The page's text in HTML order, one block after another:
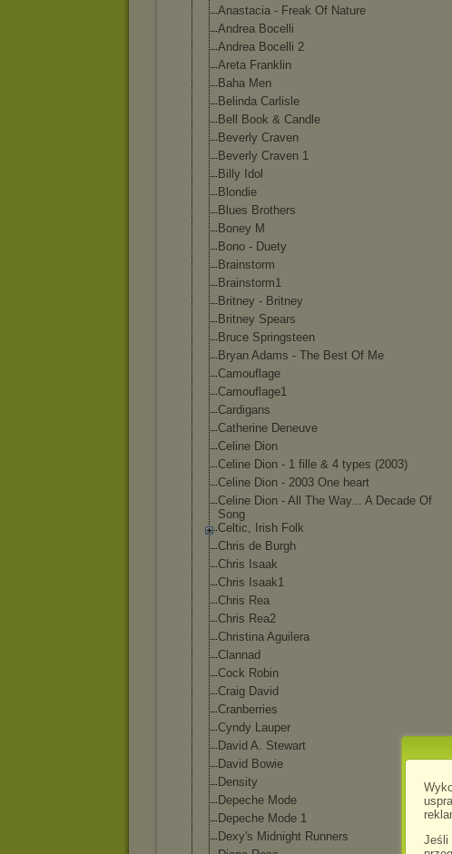
Anastacia - Freak Of Nature
Andrea Bocelli
Andrea Bocelli 2
Areta Franklin
Baha Men
Belinda Carlisle
Bell Book & Candle
Beverly Craven
Beverly Craven 1
Billy Idol
Blondie
Blues Brothers
Boney M
Bono - Duety
Brainstorm
Brainstorm1
Britney - Britney
Britney Spears
Bruce Springsteen
Bryan Adams - The Best Of Me
Camouflage
Camouflage1
Cardigans
Catherine Deneuve
Celine Dion
Celine Dion - 1 fille & 4 types (2003)
Celine Dion - 2003 One heart
Celine Dion - All The Way... A Decade Of
Song
Celtic, Irish Folk
Chris de Burgh
Chris Isaak
Chris Isaak1
Chris Rea
Chris Rea2
Christina Aguilera
Clannad
Cock Robin
Craig David
Cranberries
Cyndy Lauper
David A. Stewart
David Bowie
Density
Depeche Mode
Depeche Mode 1
Dexy's Midnight Runners